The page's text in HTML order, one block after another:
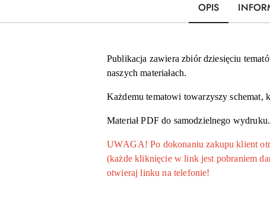
OPIS
Publikacja zawiera zbiór dziesięciu
naszych materiałach.
Każdemu tematowi towarzyszy schemat,
Materiał PDF do samodzielnego wydruku.
UWAGA! Po dokonaniu zakupu klient
(każde kliknięcie w link jest pobraniem
otwieraj linku na telefonie!